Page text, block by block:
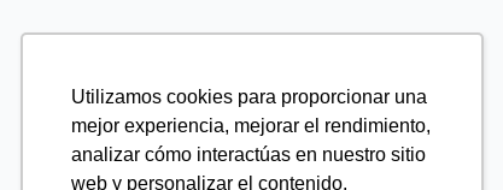
Utilizamos cookies para proporcionar una
mejor experiencia, mejorar el rendimiento,
analizar cómo interactúas en nuestro sitio
web y personalizar el contenido.